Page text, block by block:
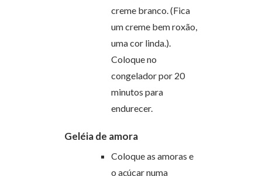
creme branco. (Fica
um creme bem roxão,
uma cor linda.).
Coloque no
congelador por 20
minutos para
endurecer.
Geléia de amora
Coloque as amoras e
o açúcar numa